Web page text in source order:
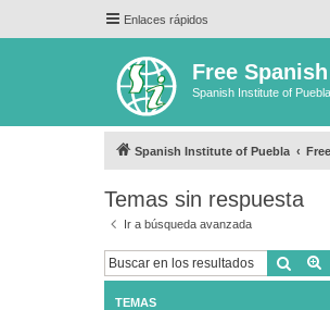
Enlaces rápidos
Free
Spanish Institute of Puebla
Spanish Institute of Puebla
Temas sin respuesta
Ir a búsqueda avanzada
Buscar
TEMAS